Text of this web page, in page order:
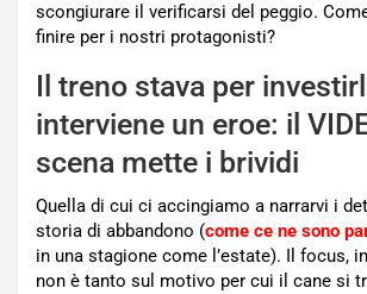
scongiurare il verificarsi del peggio.
finire per i nostri protagonisti?
Il treno stava per
interviene un eroe: il
scena mette i brividi
Quella di cui ci accingiamo a narrarvi i
storia di abbandono (come ce ne sono
in una stagione come l’estate). Il focus,
non è tanto sul motivo per cui il cane si